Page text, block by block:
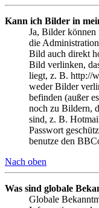
Kann ich Bilder in
Ja, Bilder können
die
Bild auch direkt
Bild verlinken,
liegt, z. B. http://
weder Bilder
befinden (außer
noch zu Bildern,
sind, z. B.
Passwort
benutze den
Nach oben
Was sind globale
Globale